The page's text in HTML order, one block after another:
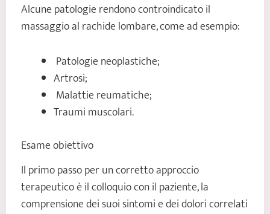
Alcune patologie rendono controindicato il
massaggio al rachide lombare, come ad esempio:
Patologie neoplastiche;
Artrosi;
Malattie reumatiche;
Traumi muscolari.
Esame obiettivo
Il primo passo per un corretto approccio
terapeutico è il colloquio con il paziente, la
comprensione dei suoi sintomi e dei dolori correlati